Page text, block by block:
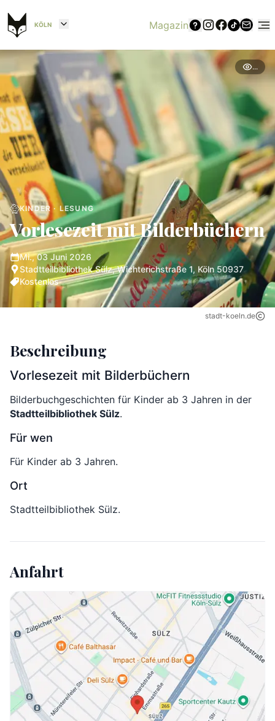
KÖLN Magazin
...
KINDER · LESUNG
Vorlesezeit mit Bilderbüchern
Mi., 03 Juni 2026
Stadtteilbibliothek Sülz, Wichterichstraße 1, Köln 50937
Kostenlos
stadt-koeln.de
Beschreibung
Vorlesezeit mit Bilderbüchern
Bilderbuchgeschichten für Kinder ab 3 Jahren in der
Stadtteilbibliothek Sülz.
Für wen
Für Kinder ab 3 Jahren.
Ort
Stadtteilbibliothek Sülz.
Anfahrt